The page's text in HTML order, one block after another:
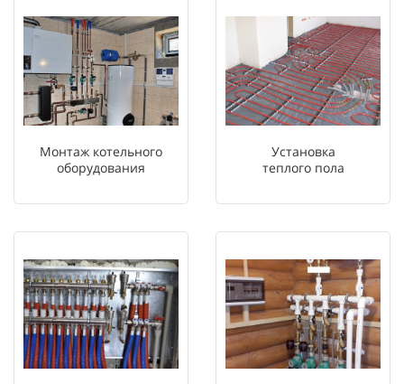
Монтаж котельного
оборудования
Установка
теплого пола